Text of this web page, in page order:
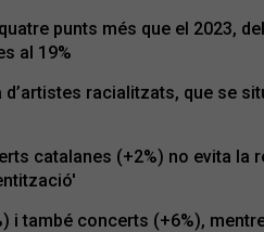
punts més que el 2023,
al 19%
racialitzats, que se
catalanes (+2%) no evita la
i també concerts (+6%),